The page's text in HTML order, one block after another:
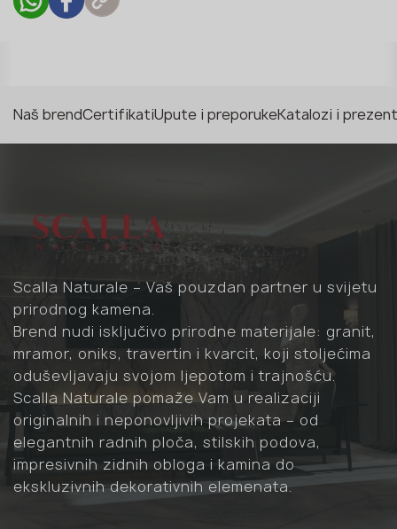
Naš brendCertifikatiUpute i preporukeKatalozi i
Scalla Naturale – Vaš pouzdan partner u svijetu
prirodnog kamena.
Brend nudi isključivo prirodne materijale: granit,
mramor, oniks, travertin i kvarcit, koji stoljećima
oduševljavaju svojom ljepotom i trajnošću.
Scalla Naturale pomaže Vam u realizaciji
originalnih i neponovljivih projekata – od
elegantnih radnih ploča, stilskih podova,
impresivnih zidnih obloga i kamina do
ekskluzivnih dekorativnih elemenata.